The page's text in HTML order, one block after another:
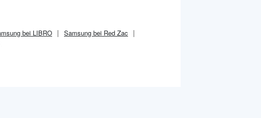
bei LIBRO
Samsung bei Red Zac